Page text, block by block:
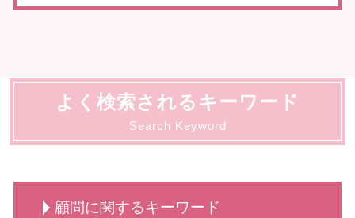
よく検索されるキーワード
Search Keyword
顧問に関するキーワード